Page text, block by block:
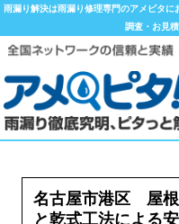
雨漏り解決は雨漏り修理専門のアメピタ
調査・お見
名古屋市港区 屋根
と乾式工法による